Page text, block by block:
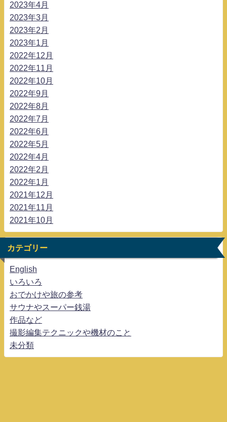
2023年4月
2023年3月
2023年2月
2023年1月
2022年12月
2022年11月
2022年10月
2022年9月
2022年8月
2022年7月
2022年6月
2022年5月
2022年4月
2022年2月
2022年1月
2021年12月
2021年11月
2021年10月
カテゴリー
English
いろいろ
おでかけや旅の参考
サウナやスーパー銭湯
作品など
撮影編集テクニックや機材のこと
未分類